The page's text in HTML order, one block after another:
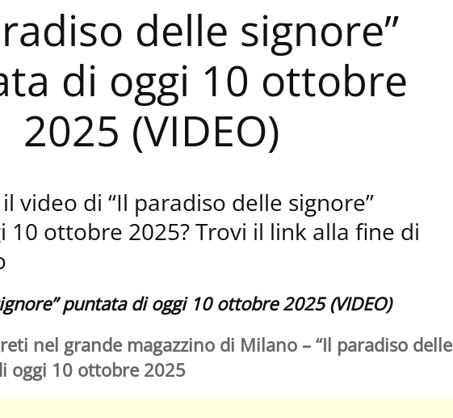
delle signore”
di oggi 10 ottobre
2025 (VIDEO)
video di “Il paradiso delle signore”
10 ottobre 2025? Trovi il link alla fine di
puntata di oggi 10 ottobre 2025 (VIDEO)
nel grande magazzino di Milano – “Il paradiso delle
oggi 10 ottobre 2025